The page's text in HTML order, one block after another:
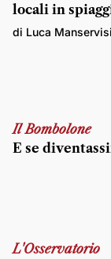
locali in
di Luca Manservisi
Il Bombolone
E se
L'Osservatorio